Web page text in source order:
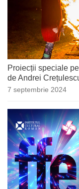
Proiecții speciale
de Andrei
7 septembrie 2024